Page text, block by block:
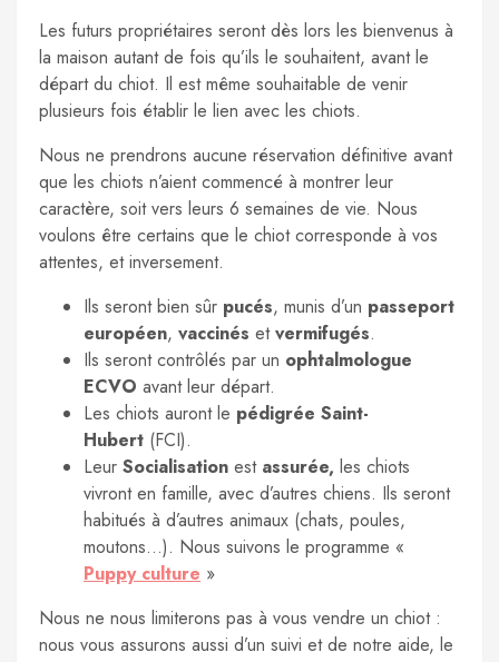
Les futurs propriétaires seront dès lors les bienvenus à
la maison autant de fois qu’ils le souhaitent, avant le
départ du chiot. Il est même souhaitable de venir
plusieurs fois établir le lien avec les chiots.
Nous ne prendrons aucune réservation définitive avant
que les chiots n’aient commencé à montrer leur
caractère, soit vers leurs 6 semaines de vie. Nous
voulons être certains que le chiot corresponde à vos
attentes, et inversement.
Ils seront bien sûr pucés, munis d’un passeport
européen, vaccinés etvermifugés.
Ils seront contrôlés par un ophtalmologue
ECVO avant leur départ.
Les chiots auront le pédigrée Saint-
Hubert (FCI).
Leur Socialisation estassurée, les chiots
vivront en famille, avec d’autres chiens. Ils seront
habitués à d’autres animaux (chats, poules,
moutons…). Nous suivons le programme «
Puppy culture »
Nous ne nous limiterons pas à vous vendre un chiot :
nous vous assurons aussi d’un suivi et de notre aide, le